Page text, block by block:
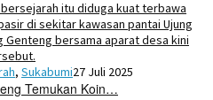
, Sukabumi27 Juli 2025
Temukan Koin…